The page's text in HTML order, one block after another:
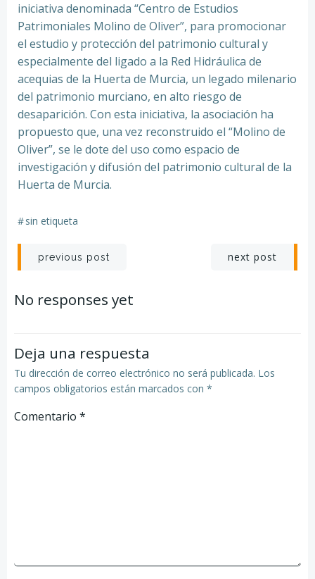
iniciativa denominada “Centro de Estudios
Patrimoniales Molino de Oliver”, para promocionar
el estudio y protección del patrimonio cultural y
especialmente del ligado a la Red Hidráulica de
acequias de la Huerta de Murcia, un legado milenario
del patrimonio murciano, en alto riesgo de
desaparición. Con esta iniciativa, la asociación ha
propuesto que, una vez reconstruido el “Molino de
Oliver”, se le dote del uso como espacio de
investigación y difusión del patrimonio cultural de la
Huerta de Murcia.
#sin etiqueta
Navegación
por
entradas
previous post
Navegación
entradas
next post
No responses yet
Deja una respuesta
Tu dirección de correo electrónico no será publicada. Los
campos obligatorios están marcados con *
Comentario *